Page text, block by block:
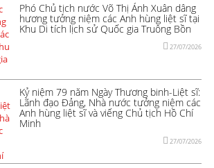
Phó Chủ tịch nước Võ Thị Ánh Xuân dâng
hương tưởng niệm các Anh hùng liệt sĩ tại
Khu Di tích lịch sử Quốc gia Truông Bồn
27/07/2026
Kỷ niệm 79 năm Ngày Thương binh-Liệt sĩ:
Lãnh đạo Đảng, Nhà nước tưởng niệm các
Anh hùng liệt sĩ và viếng Chủ tịch Hồ Chí
Minh
27/07/2026